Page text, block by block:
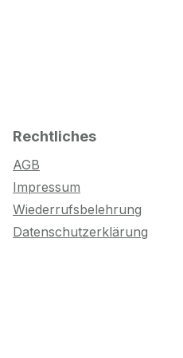
Rechtliches
AGB
Impressum
Wiederrufsbelehrung
Datenschutzerklärung